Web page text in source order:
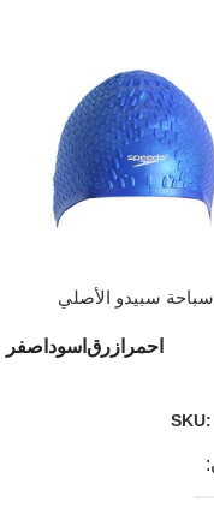
سبيدو الأصلي
احمر ازرق اسود اصفر
SKU: